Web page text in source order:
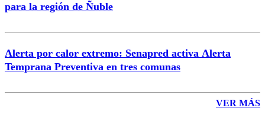
para la región de Ñuble
Alerta por calor extremo: Senapred activa Alerta
Temprana Preventiva en tres comunas
VER MÁS